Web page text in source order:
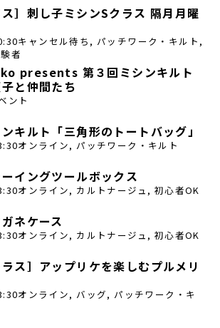
ス］刺し子ミシンSクラス 隔月月曜
キャンセル待ち , パッチワーク・キルト ,
者
presents 第３回ミシンキルト
と仲間たち
ント
キルト「三角形のトートバッグ」
オンライン, パッチワーク・キルト
ーイングツールボックス
オンライン, カルトナージュ , 初心者OK
ネケース
オンライン, カルトナージュ , 初心者OK
ラス］アップリケを楽しむプルメリ
オンライン, バッグ, パッチワーク・キ